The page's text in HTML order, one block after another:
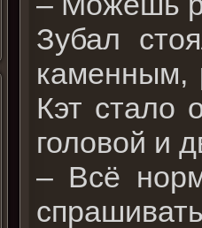
Зубал
каменным,
Кэт стало
головой и
– Всё